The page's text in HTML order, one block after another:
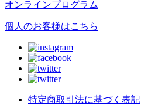
オンラインプログラム
個人のお客様はこちら
特定商取引法に基づく表記